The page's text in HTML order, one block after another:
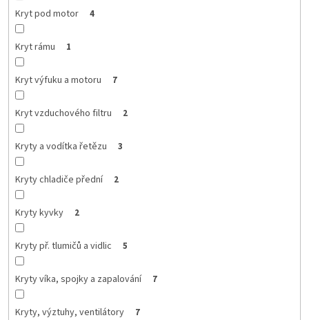
Kryt pod motor 4
Kryt rámu 1
Kryt výfuku a motoru 7
Kryt vzduchového filtru 2
Kryty a vodítka řetězu 3
Kryty chladiče přední 2
Kryty kyvky 2
Kryty př. tlumičů a vidlic 5
Kryty víka, spojky a zapalování 7
Kryty, výztuhy, ventilátory 7